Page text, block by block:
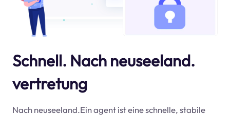
Schnell. Nach neuseeland.
vertretung
Nach neuseeland.Ein agent ist eine schnelle, stabile